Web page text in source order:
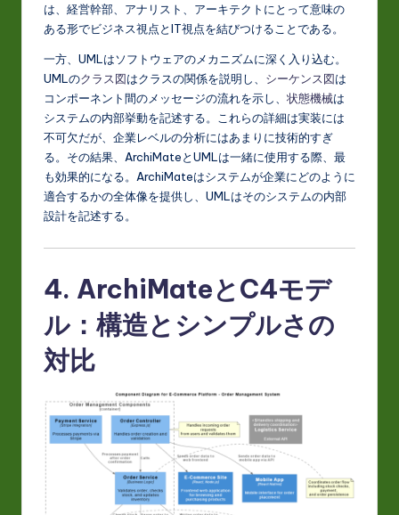
は、経営幹部、アナリスト、アーキテクトにとって意味の
ある形でビジネス視点とIT視点を結びつけることである。
一方、UMLはソフトウェアのメカニズムに深く入り込む。
UMLのクラス図はクラスの関係を説明し、 シーケンス図は
コンポーネント間のメッセージの流れを示し、 状態機械は
システムの内部挙動を記述する。これらの詳細は実装には
不可欠だが、企業レベルの分析にはあまりに技術的すぎ
る。その結果、ArchiMateとUMLは一緒に使用する際、最
も効果的になる。ArchiMateはシステムが企業にどのように
適合するかの全体像を提供し、UMLはそのシステムの内部
設計を記述する。
4. ArchiMateとC4モデ
ル：構造とシンプルさの
対比